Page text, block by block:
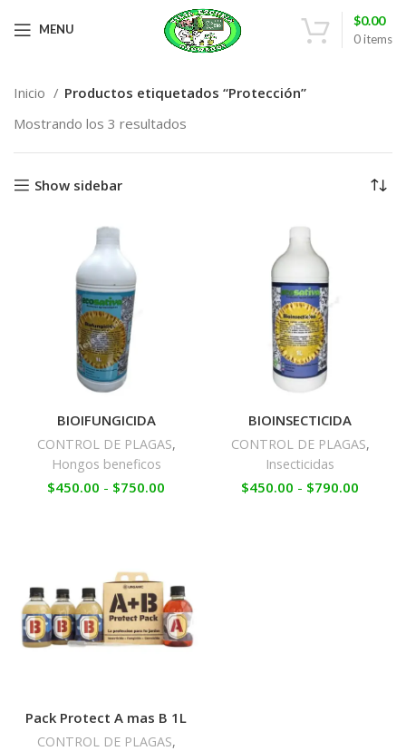
MENU
0items
$0.00
Inicio
Productos etiquetados “Protección”
Mostrando los 3 resultados
Show sidebar
BIOIFUNGICIDA
CONTROL DE PLAGAS,
Hongos beneficos
$450.00 - $750.00
BIOINSECTICIDA
CONTROL DE PLAGAS,
Insecticidas
$450.00 - $790.00
Pack Protect A mas B 1L
CONTROL DE PLAGAS,